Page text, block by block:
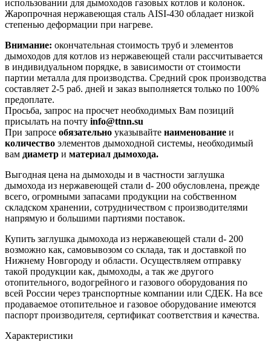
использовании для дымоходов газовых котлов и колонок.
Жаропрочная нержавеющая сталь AISI-430 обладает низкой
степенью деформации при нагреве.
Внимание: окончательная стоимость труб и элементов
дымоходов для котлов из нержавеющей стали рассчитывается
в индивидуальном порядке, в зависимости от стоимости
партии металла для производства. Средний срок производства
составляет 2-5 раб. дней и заказ выполняется только по 100%
предоплате.
Просьба, запрос на просчет необходимых Вам позиций
присылать на почту info@ttnn.su
При запросе обязательно указывайте наименование и
количество элементов дымоходной системы, необходимый
вам диаметр и материал дымохода.
Выгодная цена на дымоходы и в частности заглушка
дымохода из нержавеющей стали d- 200 обусловлена, прежде
всего, огромными запасами продукции на собственном
складском хранении, сотрудничеством с производителями
напрямую и большими партиями поставок.
Купить заглушка дымохода из нержавеющей стали d- 200
возможно как, самовывозом со склада, так и доставкой по
Нижнему Новгороду и области. Осуществляем отправку
такой продукции как, дымоходы, а так же другого
отопительного, водогрейного и газового оборудования по
всей России через транспортные компании или СДЕК. На все
продаваемое отопительное и газовое оборудование имеются
паспорт производителя, сертификат соответствия и качества.
Характеристики